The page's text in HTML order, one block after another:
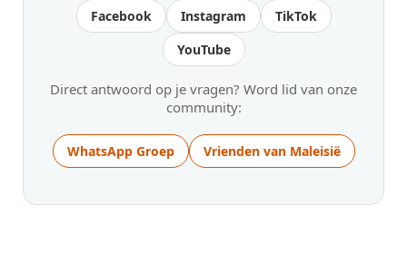
Facebook Instagram
TikTok
YouTube
Direct antwoord op je vragen? Word lid van onze
community:
WhatsApp Groep Vrienden van Maleisië